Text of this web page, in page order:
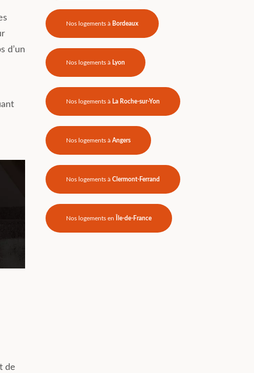
d’un
de
Nos logements à Bordeaux
Nos logements à Lyon
Nos logements à La Roche-sur-Yon
Nos logements à Angers
Nos logements à Clermont-Ferrand
Nos logements en Île-de-France